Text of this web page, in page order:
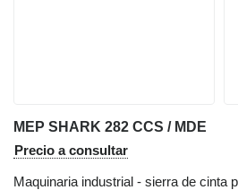
MEP SHARK 282 CCS / MDE
Precio a consultar
Maquinaria industrial - sierra de cinta